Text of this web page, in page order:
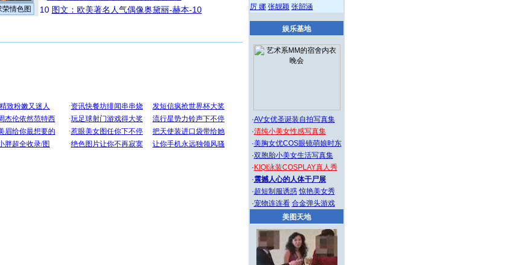
情色图
10 图文：欧美著名人气偶像奥黛丽-赫本-10
厉 娜 张靓颖 张韶涵
娱乐基地
·AV女优圣诞装自拍写真集
·清纯小美女性感写真集
·美胸女优COS眼镜萌娘时东
·双胞胎小美女生活写真集
· KIQI泳装COSPLAY真人秀
·震撼人心的人体干尸展
·超短制服诱惑 惊艳美女秀
·宠物连连看 合金弹头游戏
美图天地